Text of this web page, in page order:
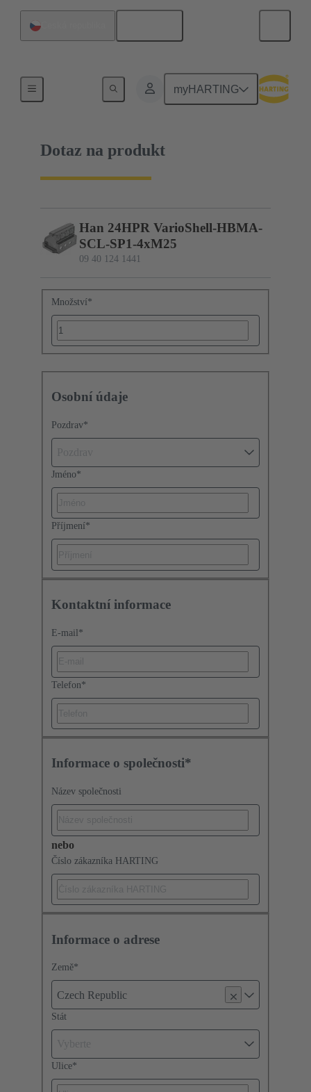
myHARTING
09 40 124 1441
Dotaz na produkt
Han 24HPR VarioShell-HBMA-
SCL-SP1-4xM25
09 40 124 1441
Množství*
Osobní údaje
Pozdrav*
Jméno*
Příjmení*
Kontaktní informace
E-mail *
Telefon*
Informace o společnosti*
Název společnosti
nebo
Číslo zákazníka HARTING
Informace o adrese
Země*
Czech Republic
Stát
Ulice*